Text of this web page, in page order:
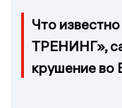
Что
ТРЕНИНГ»,
крушение во